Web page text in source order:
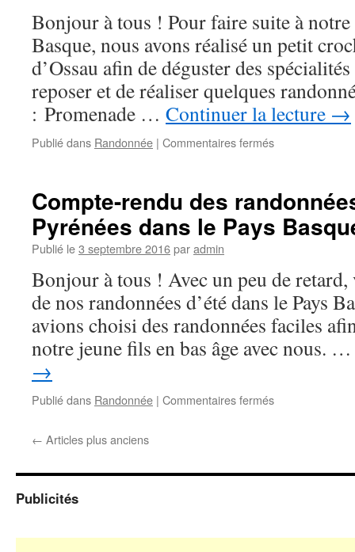
à
Cauterets
Bonjour à tous ! Pour faire suite à notre
Basque, nous avons réalisé un petit
d’Ossau afin de déguster des
reposer et de réaliser quelques
: Promenade … Continuer la lecture →
Publié dans Randonnée | Commentaires ferméssur
randonnées
d’été
dans
en
vallée
d’Ossau
Compte-rendu des
Pyrénées dans le Pays
Publié le3 septembre 2016paradmin
Bonjour à tous ! Avec un peu de
de nos randonnées d’été dans le Pays
avions choisi des randonnées faciles
notre jeune fils en bas âge avec nous.
→
Publié dans Randonnée | Commentaires ferméssur
d’été
dans
← Articles plus anciens
Publicités